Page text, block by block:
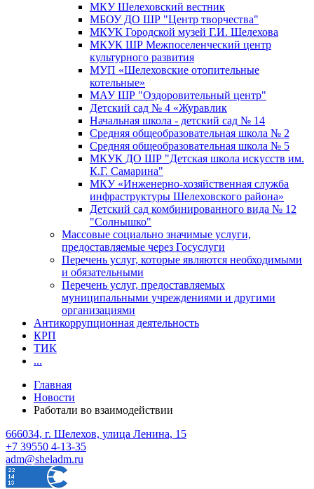
МКУ Шелеховский вестник
МБОУ ДО ШР "Центр творчества"
МКУК Городской музей Г.И. Шелехова
МКУК ШР Межпоселенческий центр
культурного развития
МУП «Шелеховские отопительные
котельные»
МАУ ШР "Оздоровительный центр"
Детский сад № 4 «Журавлик
Начальная школа - детский сад № 14
Средняя общеобразовательная школа № 2
Средняя общеобразовательная школа № 5
МКУК ДО ШР "Детская школа искусств им.
К.Г. Самарина"
МКУ «Инженерно-хозяйственная служба
инфраструктуры Шелеховского района»
Детский сад комбинированного вида № 12
"Солнышко"
Массовые социально значимые услуги,
предоставляемые через Госуслуги
Перечень услуг, которые являются необходимыми
и обязательными
Перечень услуг, предоставляемых
муниципальными учреждениями и другими
организациями
Антикоррупционная деятельность
КРП
ТИК
...
Главная
Новости
Работали во взаимодействии
666034, г. Шелехов, улица Ленина, 15
+7 39550 4-13-35
adm@sheladm.ru